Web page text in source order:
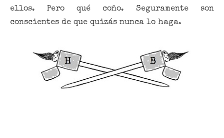
ellos. Pero qué coño. Seguramente son
conscientes de que quizás nunca lo haga.